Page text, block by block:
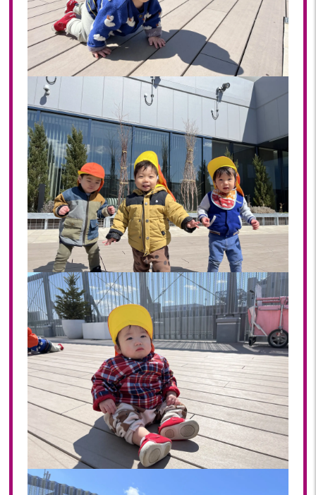
2018年 08月(19)
2018年 07月(20)
2018年 06月(21)
2018年 05月(11)